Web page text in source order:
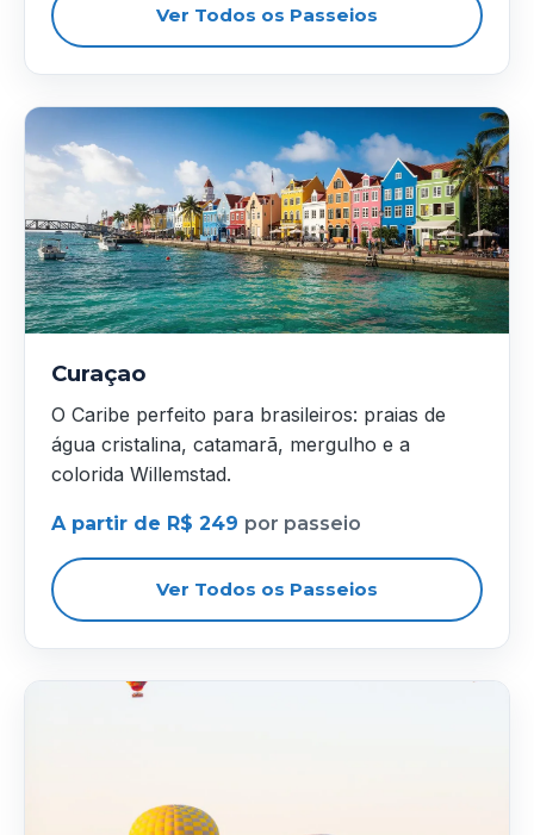
Ver Todos os Passeios
Curaçao
O Caribe perfeito para brasileiros: praias de
água cristalina, catamarã, mergulho e a
colorida Willemstad.
A partir de R$ 249 por passeio
Ver Todos os Passeios